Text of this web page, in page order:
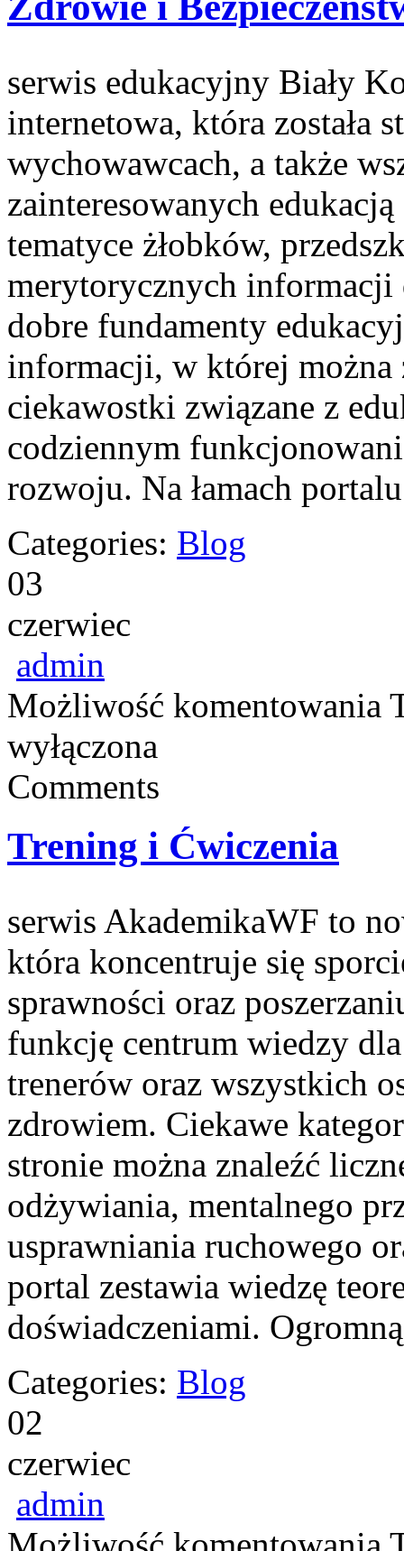
serwis edukacyjny Biały
internetowa, która została
wychowawcach, a także
zainteresowanych
tematyce żłobków,
merytorycznych informacji
dobre fundamenty
informacji, w której można
ciekawostki związane z
codziennym
rozwoju. Na łamach
Categories: Blog
03
czerwiec
admin
Możliwość komentowania
wyłączona
Comments
Trening i Ćwiczenia
serwis AkademikaWF to
która koncentruje się
sprawności oraz
funkcję centrum wiedzy
trenerów oraz wszystkich
zdrowiem. Ciekawe
stronie można znaleźć
odżywiania, mentalnego
usprawniania ruchowego
portal zestawia wiedzę
doświadczeniami.
Categories: Blog
02
czerwiec
admin